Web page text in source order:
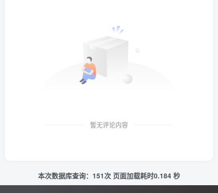
暂无评论内容
本次数据库查询：151次 页面加载耗时0.184 秒